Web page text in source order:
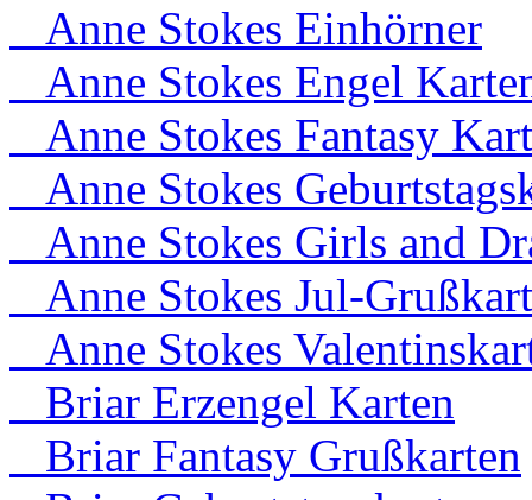
Anne Stokes Einhörner
Anne Stokes Engel
Anne Stokes Fantasy
Anne Stokes
Anne Stokes Girls and
Anne Stokes Jul-
Anne Stokes
Briar Erzengel Karten
Briar Fantasy Grußkarten